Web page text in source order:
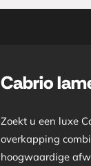
Cabrio
Zoekt u een luxe
overkapping
hoogwaardige